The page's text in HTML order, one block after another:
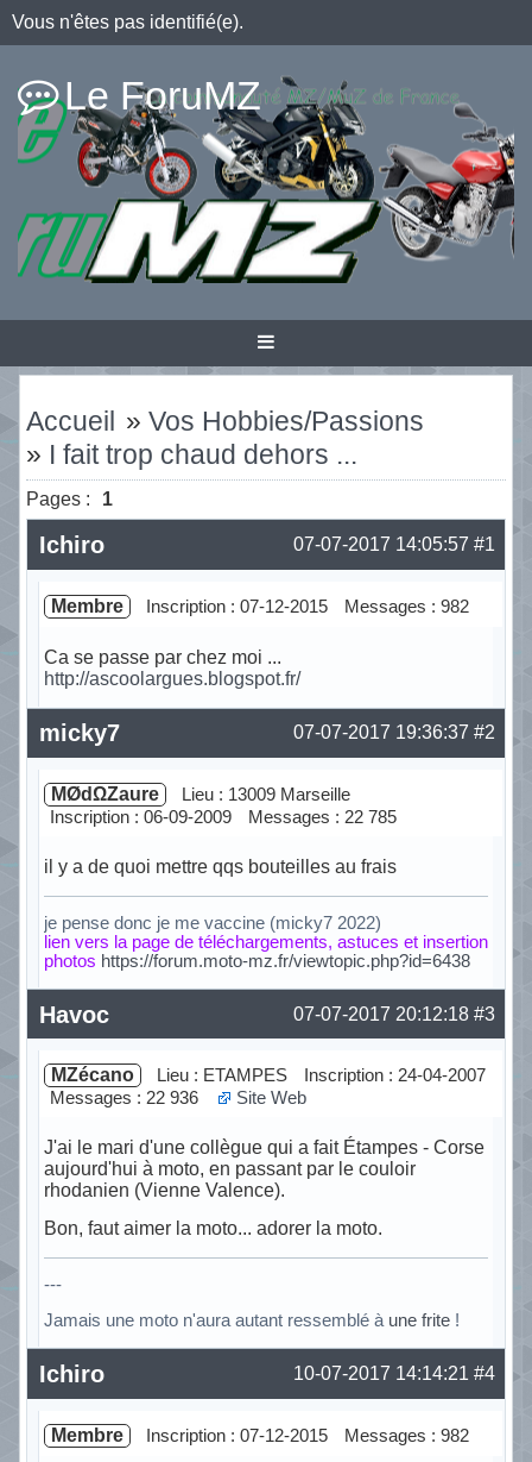
Vous n'êtes pas identifié(e).
Le ForuMZ
Accueil »Vos Hobbies/Passions
» I fait trop chaud dehors ...
Pages : 1
#1
07-07-2017 14:05:57
Ichiro
Membre Inscription : 07-12-2015 Messages : 982
Ca se passe par chez moi ...
http://ascoolargues.blogspot.fr/
Hors ligne #2
07-07-2017 19:36:37
micky7
MØdΩZaure
Lieu : 13009 Marseille
Inscription : 06-09-2009
Messages : 22 785
il y a de quoi mettre qqs bouteilles au frais
je pense donc je me vaccine (micky7 2022)
lien vers la page de téléchargements, astuces et insertion
photos https://forum.moto-mz.fr/viewtopic.php?id=6438
Hors ligne #3
07-07-2017 20:12:18
Havoc
MZécano Lieu : ETAMPES
Inscription : 24-04-2007
Messages : 22 936
Site Web
J'ai le mari d'une collègue qui a fait Étampes - Corse
aujourd'hui à moto, en passant par le couloir
rhodanien (Vienne Valence).
Bon, faut aimer la moto... adorer la moto.
---
Jamais une moto n'aura autant ressemblé à une frite!
Hors ligne #4
10-07-2017 14:14:21
Ichiro
Membre Inscription : 07-12-2015 Messages : 982